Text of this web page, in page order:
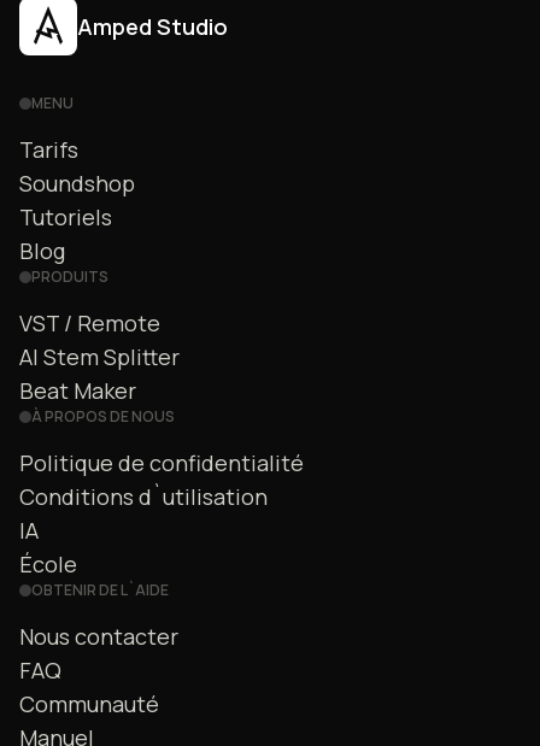
Amped Studio
MENU
Tarifs
Soundshop
Tutoriels
Blog
PRODUITS
VST / Remote
AI Stem Splitter
Beat Maker
À PROPOS DE NOUS
Politique de confidentialité
Conditions d`utilisation
IA
École
OBTENIR DE L`AIDE
Nous contacter
FAQ
Communauté
Manuel